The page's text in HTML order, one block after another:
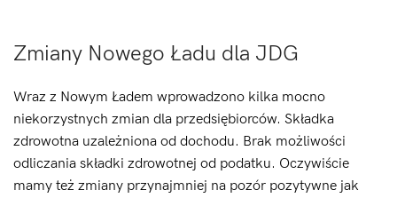
Zmiany Nowego Ładu dla JDG
Wraz z Nowym Ładem wprowadzono kilka mocno
niekorzystnych zmian dla przedsiębiorców. Składka
zdrowotna uzależniona od dochodu. Brak możliwości
odliczania składki zdrowotnej od podatku. Oczywiście
mamy też zmiany przynajmniej na pozór pozytywne jak